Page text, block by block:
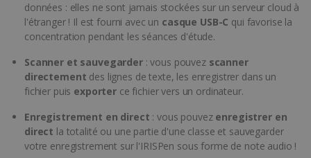
données : elles ne sont jamais stockées sur un serveur cloud à
l'étranger ! Il est fourni avec un casque USB-C qui favorise la
concentration pendant les séances d'étude.
Scanner et sauvegarder: vous pouvez scanner
directement des lignes de texte, les enregistrer dans un
fichier puis exporter ce fichier vers un ordinateur.
Enregistrement en direct : vous pouvez enregistrer en
direct la totalité ou une partie d'une classe et sauvegarder
votre enregistrement sur l'IRISPen sous forme de note audio !